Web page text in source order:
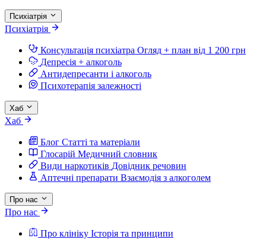
Психіатрія
Психіатрія
Консультація психіатра Огляд + план від 1 200 грн
Депресія + алкоголь
Антидепресанти і алкоголь
Психотерапія залежності
Хаб
Хаб
Блог Статті та матеріали
Глосарій Медичний словник
Види наркотиків Довідник речовин
Аптечні препарати Взаємодія з алкоголем
Про нас
Про нас
Про клініку Історія та принципи